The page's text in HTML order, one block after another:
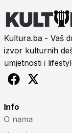
Kultura.ba - Vaš
izvor kulturnih
umjetnosti i
Info
O nama